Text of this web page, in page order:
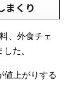
まくり
、外食チェ
た。
上がりする